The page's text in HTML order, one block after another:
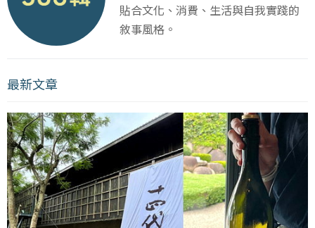
貼合文化、消費、生活與自我實踐的
敘事風格。
最新文章